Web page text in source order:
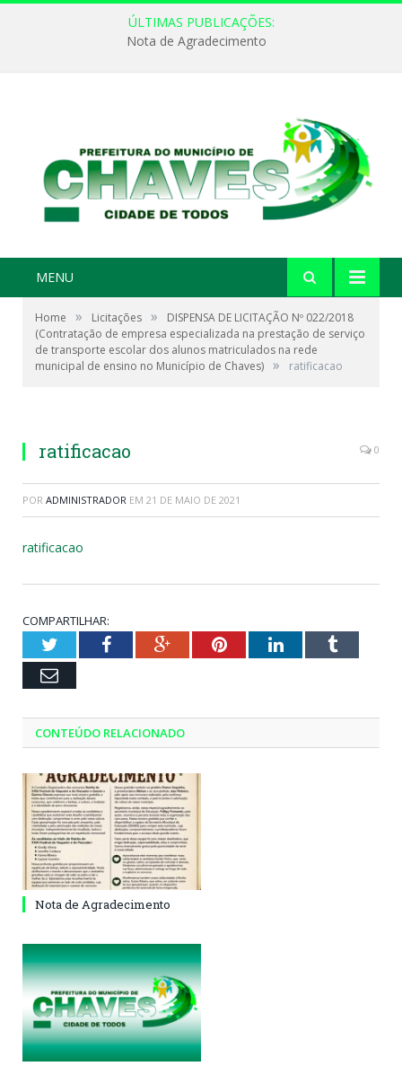
ÚLTIMAS PUBLICAÇÕES:
Nota de Agradecimento
MENU
Home » Licitações »
DISPENSA DE LICITAÇÃO Nº 022/2018
(Contratação de empresa especializada na prestação de serviço
de transporte escolar dos alunos matriculados na rede
municipal de ensino no Município de Chaves) » ratificacao
ratificacao 0
POR ADMINISTRADOR EM 21 DE MAIO DE 2021
ratificacao
COMPARTILHAR:
TwitterFacebookGoogle+PinterestLinkedInTumblr
Email
CONTEÚDO RELACIONADO
Nota de Agradecimento